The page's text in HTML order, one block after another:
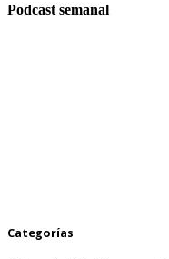
Podcast semanal
Categorías